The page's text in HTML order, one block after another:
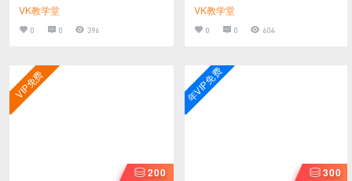
VK教学堂
0 0 396
VK教学堂
0 0 604
200
VIP免费
300
年VIP免费